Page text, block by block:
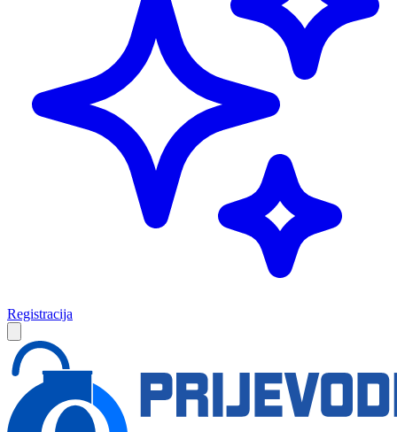
Registracija